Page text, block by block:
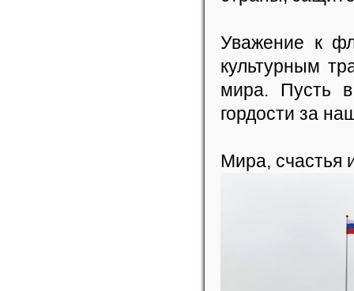
Уважение к
культурным
мира. Пусть
гордости за
Мира, счастья